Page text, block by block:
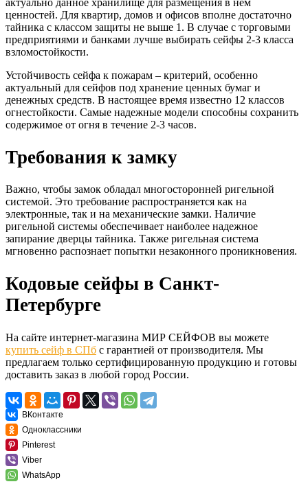
актуально данное хранилище для размещения в нем
ценностей. Для квартир, домов и офисов вполне достаточно
тайника с классом защиты не выше 1. В случае с торговыми
предприятиями и банками лучше выбирать сейфы 2-3 класса
взломостойкости.
Устойчивость сейфа к пожарам – критерий, особенно
актуальный для сейфов под хранение ценных бумаг и
денежных средств. В настоящее время известно 12 классов
огнестойкости. Самые надежные модели способны сохранить
содержимое от огня в течение 2-3 часов.
Требования к замку
Важно, чтобы замок обладал многосторонней ригельной
системой. Это требование распространяется как на
электронные, так и на механические замки. Наличие
ригельной системы обеспечивает наиболее надежное
запирание дверцы тайника. Также ригельная система
мгновенно распознает попытки незаконного проникновения.
Кодовые сейфы в Санкт-
Петербурге
На сайте интернет-магазина МИР СЕЙФОВ вы можете
купить сейф в СПб с гарантией от производителя. Мы
предлагаем только сертифицированную продукцию и готовы
доставить заказ в любой город России.
ВКонтакте
Одноклассники
Pinterest
Viber
WhatsApp